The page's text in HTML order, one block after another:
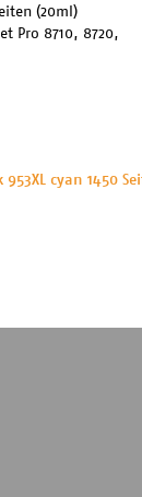
(20ml)
Pro 8710, 8720,
953XL cyan 1450